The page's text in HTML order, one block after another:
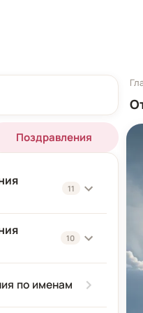
Поздравления
11
10
по именам